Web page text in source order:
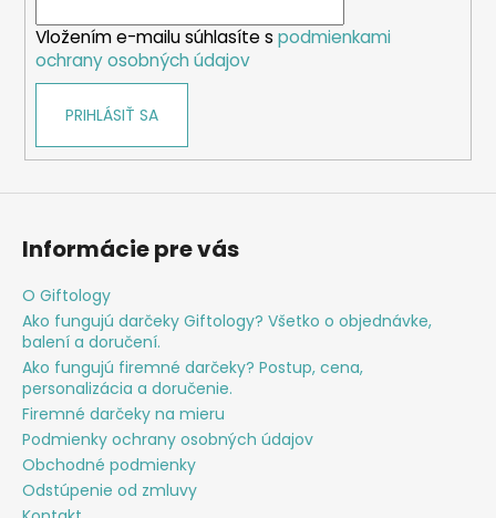
Vložením e-mailu súhlasíte s podmienkami
ochrany osobných údajov
PRIHLÁSIŤ SA
Informácie pre vás
O Giftology
Ako fungujú darčeky Giftology? Všetko o objednávke,
balení a doručení.
Ako fungujú firemné darčeky? Postup, cena,
personalizácia a doručenie.
Firemné darčeky na mieru
Podmienky ochrany osobných údajov
Obchodné podmienky
Odstúpenie od zmluvy